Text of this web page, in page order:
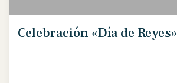
Celebración «Día de Reyes»